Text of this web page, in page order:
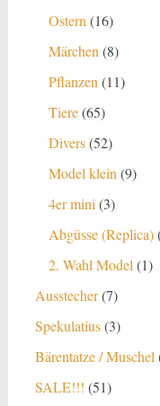
Ostern 1616
Märchen 88
Pflanzen 1111
Tiere 6565
Divers 5252
Model klein 99
4er mini 33
Abgüsse (Replica)
2. Wahl Model 11
Ausstecher 77
Spekulatius 33
Bärentatze / Muschel
SALE!!! 5151